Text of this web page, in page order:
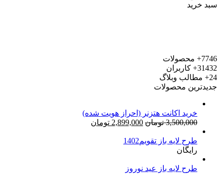
سبد خرید
7746+
محصولات
31432+
کاربران
24+
مطالب وبلاگ
جدیدترین محصولات
خرید اکانت هتزنر (احراز هویت شده)
3,500,000 تومان قیمت
2,899,000 تومان
طرح لایه باز تقویم1402
رایگان
طرح لایه باز عید نوروز